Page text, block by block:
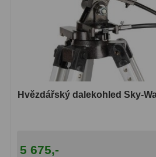
Hvězdářský dalekohled Sky-
5 675,-